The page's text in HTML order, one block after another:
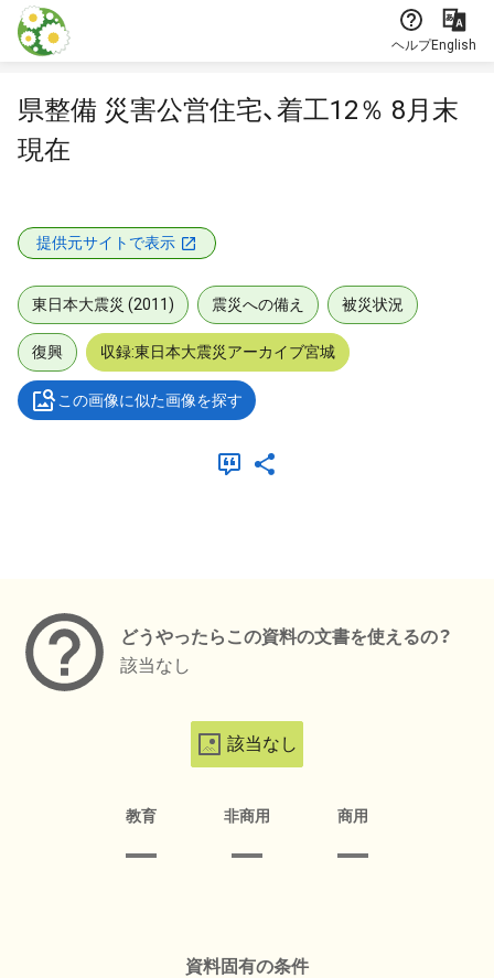
本文に飛ぶ
ヘルプEnglish
県整備 災害公営住宅、着工12％ 8月末
現在
提供元サイトで表示
東日本大震災 (2011) 震災への備え 被災状況
復興 収録:東日本大震災アーカイブ宮城
この画像に似た画像を探す
どうやったらこの資料の文書を使えるの？
該当なし
該当なし
教育 非商用 商用
資料固有の条件